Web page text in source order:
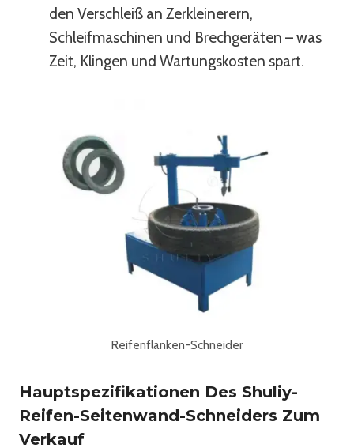
den Verschleiß an Zerkleinerern,
Schleifmaschinen und Brechgeräten – was
Zeit, Klingen und Wartungskosten spart.
Reifenflanken-Schneider
Hauptspezifikationen Des Shuliy-
Reifen-Seitenwand-Schneiders Zum
Verkauf